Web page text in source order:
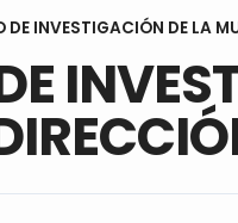
DE INVESTIGACIÓN DE LA